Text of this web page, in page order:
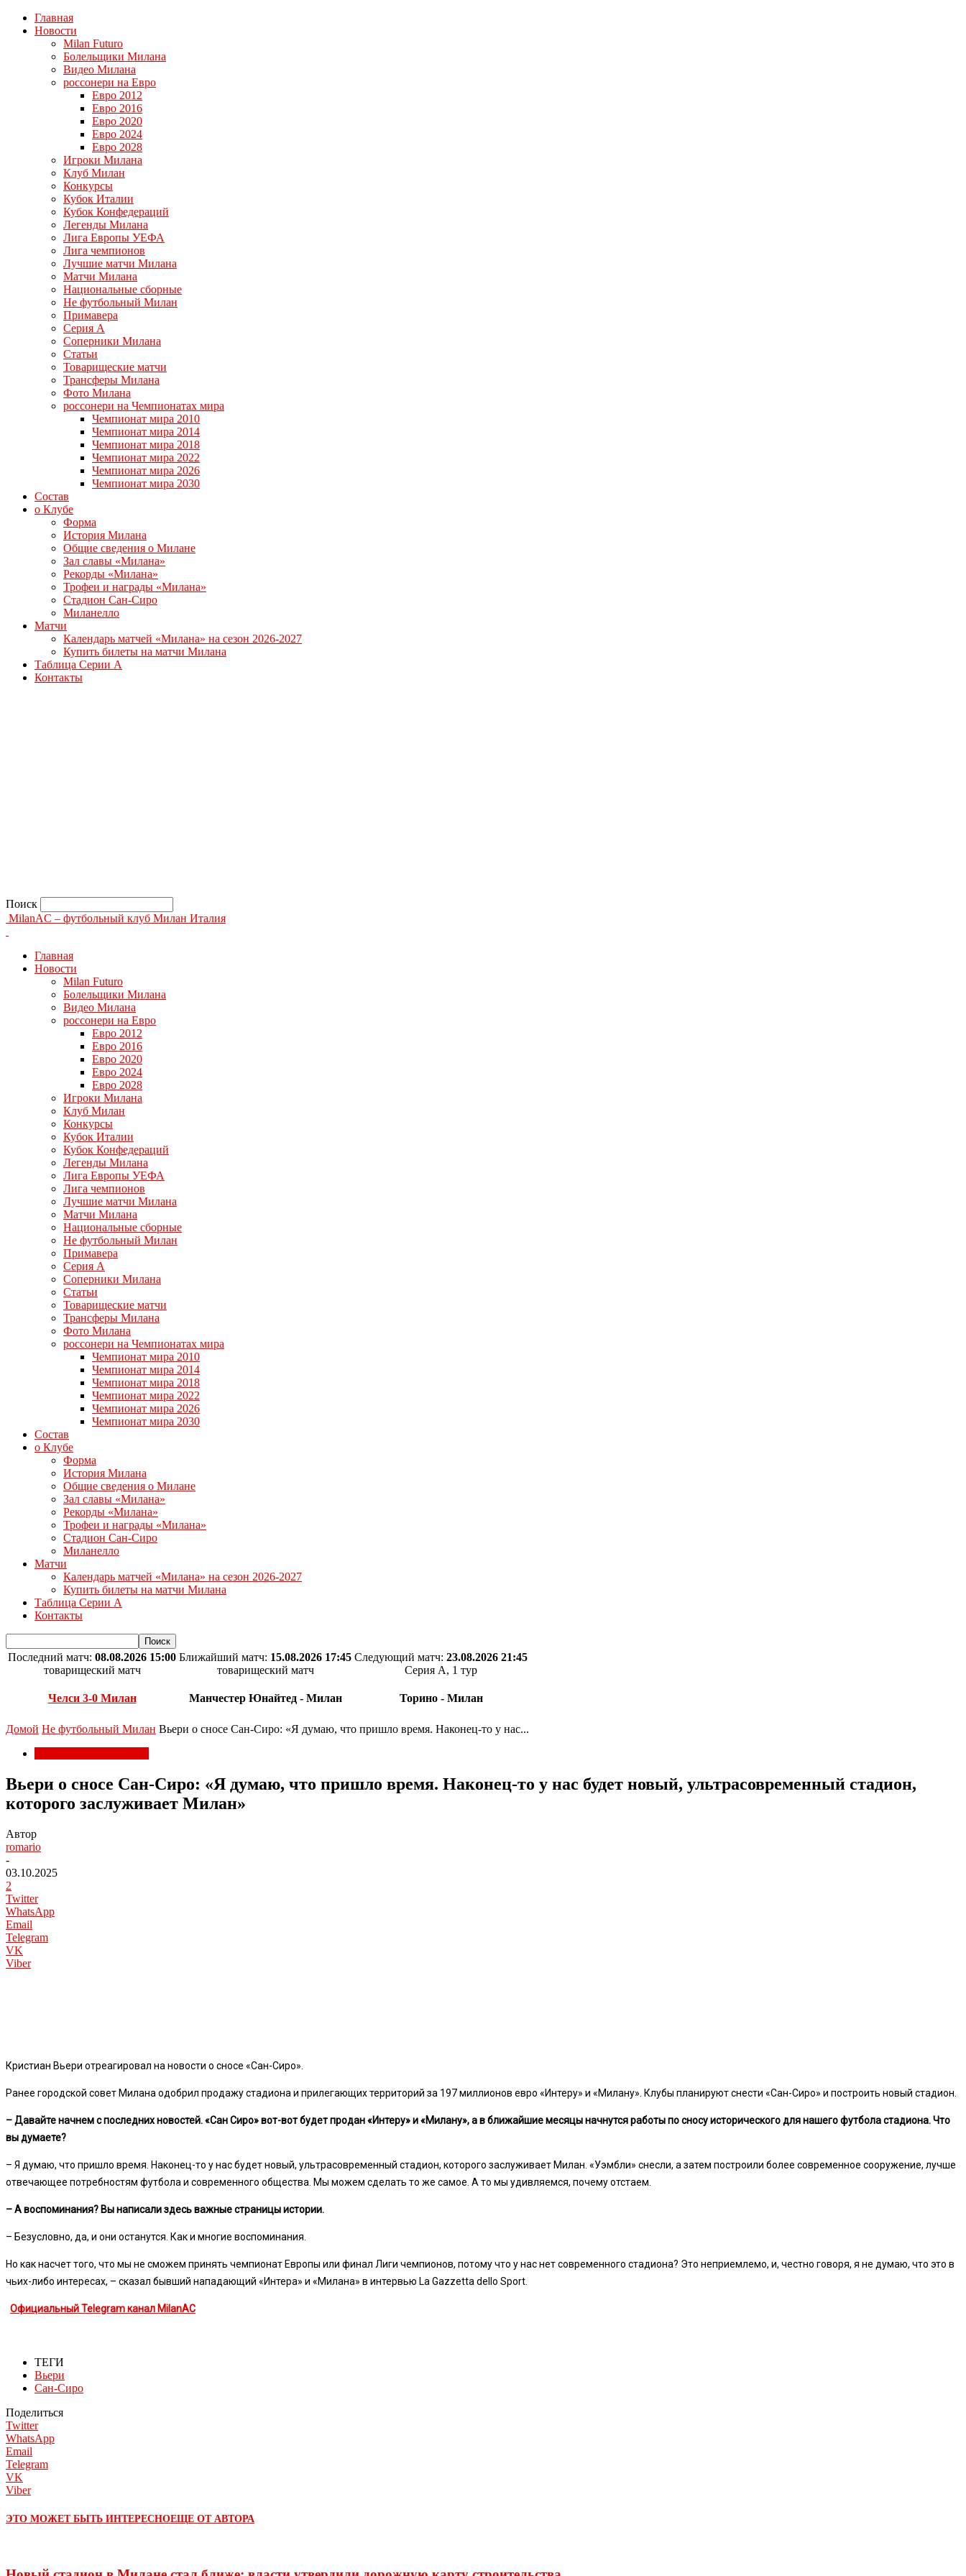
Главная
Новости
Milan Futuro
Болельщики Милана
Видео Милана
россонери на Евро
Евро 2012
Евро 2016
Евро 2020
Евро 2024
Евро 2028
Игроки Милана
Клуб Милан
Конкурсы
Кубок Италии
Кубок Конфедераций
Легенды Милана
Лига Европы УЕФА
Лига чемпионов
Лучшие матчи Милана
Матчи Милана
Национальные сборные
Не футбольный Милан
Примавера
Серия А
Соперники Милана
Статьи
Товарищеские матчи
Трансферы Милана
Фото Милана
россонери на Чемпионатах мира
Чемпионат мира 2010
Чемпионат мира 2014
Чемпионат мира 2018
Чемпионат мира 2022
Чемпионат мира 2026
Чемпионат мира 2030
Состав
о Клубе
Форма
История Милана
Общие сведения о Милане
Зал славы «Милана»
Рекорды «Милана»
Трофеи и награды «Милана»
Стадион Сан-Сиро
Миланелло
Матчи
Календарь матчей «Милана» на сезон 2026-2027
Купить билеты на матчи Милана
Таблица Серии А
Контакты
Поиск
MilanAC – футбольный клуб Милан Италия
Главная
Новости
Milan Futuro
Болельщики Милана
Видео Милана
россонери на Евро
Евро 2012
Евро 2016
Евро 2020
Евро 2024
Евро 2028
Игроки Милана
Клуб Милан
Конкурсы
Кубок Италии
Кубок Конфедераций
Легенды Милана
Лига Европы УЕФА
Лига чемпионов
Лучшие матчи Милана
Матчи Милана
Национальные сборные
Не футбольный Милан
Примавера
Серия А
Соперники Милана
Статьи
Товарищеские матчи
Трансферы Милана
Фото Милана
россонери на Чемпионатах мира
Чемпионат мира 2010
Чемпионат мира 2014
Чемпионат мира 2018
Чемпионат мира 2022
Чемпионат мира 2026
Чемпионат мира 2030
Состав
о Клубе
Форма
История Милана
Общие сведения о Милане
Зал славы «Милана»
Рекорды «Милана»
Трофеи и награды «Милана»
Стадион Сан-Сиро
Миланелло
Матчи
Календарь матчей «Милана» на сезон 2026-2027
Купить билеты на матчи Милана
Таблица Серии А
Контакты
Последний матч: 08.08.2026 15:00
товарищеский матч
Челси 3-0 Милан
Ближайший матч: 15.08.2026 17:45
товарищеский матч
Манчестер Юнайтед - Милан
Следующий матч: 23.08.2026 21:45
Серия А, 1 тур
Торино - Милан
Домой Не футбольный Милан Вьери о сносе Сан-Сиро: «Я думаю, что пришло время. Наконец-то у нас...
Вьери о сносе Сан-Сиро: «Я думаю, что пришло время. Наконец-то у нас будет новый, ультрасовременный стадион,
которого заслуживает Милан»
Автор
romario
-
03.10.2025
2
Twitter
WhatsApp
Email
Telegram
VK
Viber
Кристиан Вьери отреагировал на новости о сносе «Сан-Сиро».
Ранее городской совет Милана одобрил продажу стадиона и прилегающих территорий за 197 миллионов евро «Интеру» и «Милану». Клубы планируют снести «Сан-Сиро» и построить новый стадион.
– Давайте начнем с последних новостей. «Сан Сиро» вот-вот будет продан «Интеру» и «Милану», а в ближайшие месяцы начнутся работы по сносу исторического для нашего футбола стадиона. Что
вы думаете?
– Я думаю, что пришло время. Наконец-то у нас будет новый, ультрасовременный стадион, которого заслуживает Милан. «Уэмбли» снесли, а затем построили более современное сооружение, лучше
отвечающее потребностям футбола и современного общества. Мы можем сделать то же самое. А то мы удивляемся, почему отстаем.
– А воспоминания? Вы написали здесь важные страницы истории.
– Безусловно, да, и они останутся. Как и многие воспоминания.
Но как насчет того, что мы не сможем принять чемпионат Европы или финал Лиги чемпионов, потому что у нас нет современного стадиона? Это неприемлемо, и, честно говоря, я не думаю, что это в
чьих-либо интересах, – сказал бывший нападающий «Интера» и «Милана» в интервью La Gazzetta dello Sport.
Официальный Telegram канал MilanAC
ТЕГИ
Вьери
Сан-Сиро
Поделиться
Twitter
WhatsApp
Email
Telegram
VK
Viber
ЭТО МОЖЕТ БЫТЬ ИНТЕРЕСНОЕЩЕ ОТ АВТОРА